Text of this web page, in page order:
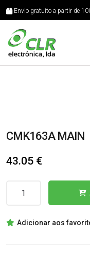
Envio gratuito a partir de
CMK163A MAIN
43.05 €
MAINAdicionar aos